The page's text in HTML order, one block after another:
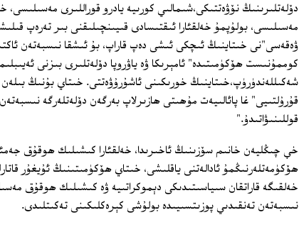
دۆلەتلىرىنىڭ نۆۋەتتىكى،شىمالىي كورىيە يادرو قوراللىرى مەسىلىسى،
مەسىلىسى، بولۇپمۇ خەلقئارا ئىقتىسادى قىيىنچىلىقنى بىر تەرەپ
ۋەقەسى"نى خىتاينىڭ ئىچكى ئىشى دەپ قاراپ، بۇ ئىشقا نىسبەتەن
كوممۇنىست ھۆكۈمىتىدە" ئامېرىكا ۋە ياۋروپا دۆلەتلىرى بىزنى
شەكىللەندۈرۈپ،خىتاينىڭ خورىكىنى ئاشۇرۇۋەتتى. خىتاي بۇنىڭ بىلەن
قۇرۇلتىيى" غا پائالىيەت مۇھىتى ھازىرلاپ بەرگەن دۆلەتلەرگە
قوللىنىۋاتىدۇ."
خې چىڭليەن خانىم سۆزىنىڭ ئاخىرىدا، خەلقئارا كىشىلىك ھوقۇق
ھۆكۈمەتلەرنىڭمۇ ئادالەتنى ياقلىشى، خىتاي ھۆكۈمىتىنىڭ ئۇيغۇر
خەلقىگە قاراتقان سىياسىتىدىكى دېموكراتىيە ۋە كىشىلىك ھوقۇق
نىسبەتەن تەنقىدىي پوزىتسىيىدە بولۇشى كېرەكلىكىنى تەكىتلىدى.